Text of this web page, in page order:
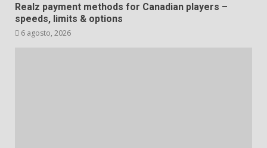
Realz payment methods for Canadian players –
speeds, limits & options
6 agosto, 2026